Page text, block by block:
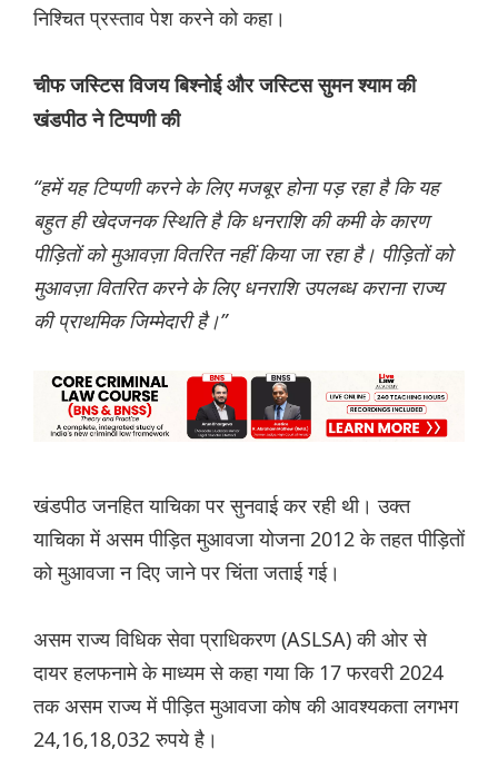
निश्चित प्रस्ताव पेश करने को कहा।
चीफ जस्टिस विजय बिश्नोई और जस्टिस सुमन श्याम की
खंडपीठ ने टिप्पणी की
“हमें यह टिप्पणी करने के लिए मजबूर होना पड़ रहा है कि यह
बहुत ही खेदजनक स्थिति है कि धनराशि की कमी के कारण
पीड़ितों को मुआवज़ा वितरित नहीं किया जा रहा है। पीड़ितों को
मुआवज़ा वितरित करने के लिए धनराशि उपलब्ध कराना राज्य
की प्राथमिक जिम्मेदारी है।”
खंडपीठ जनहित याचिका पर सुनवाई कर रही थी। उक्त
याचिका में असम पीड़ित मुआवजा योजना 2012 के तहत पीड़ितों
को मुआवजा न दिए जाने पर चिंता जताई गई।
असम राज्य विधिक सेवा प्राधिकरण (ASLSA) की ओर से
दायर हलफनामे के माध्यम से कहा गया कि 17 फरवरी 2024
तक असम राज्य में पीड़ित मुआवजा कोष की आवश्यकता लगभग
24,16,18,032 रुपये है।